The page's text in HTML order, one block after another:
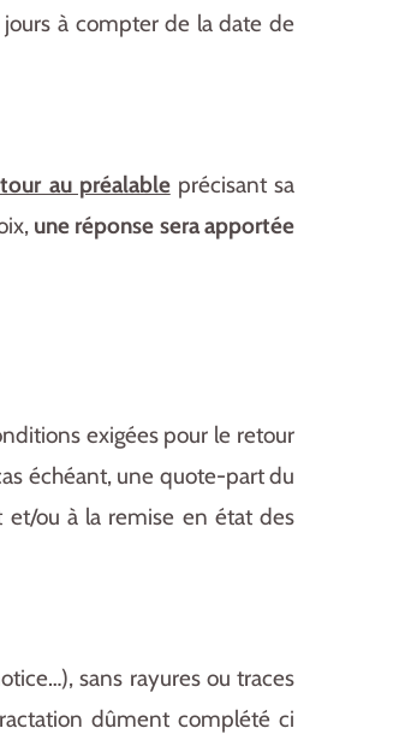
à compter de la date de
au préalableprécisant sa
une réponse sera apportée
exigées pour le retour
échéant, une quote-part du
et/ou à la remise en état des
sans rayures ou traces
dûment complété ci